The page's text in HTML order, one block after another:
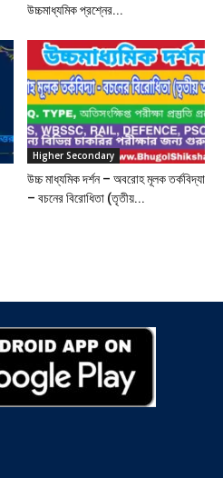
উচ্চমাধ্যমিক প্রশ্নের...
Higher Secondary
উচ্চ মাধ্যমিক দর্শন – অবরোহ মূলক তর্কবিদ্যা
– বচনের বিরোধিতা (তৃতীয়...